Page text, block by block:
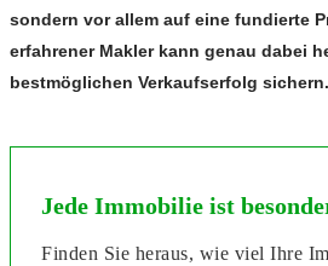
sondern vor allem auf eine fundierte
erfahrener Makler kann genau dabei
bestmöglichen Verkaufserfolg sichern.
Jede Immobilie ist
Finden Sie heraus, wie viel Ihre